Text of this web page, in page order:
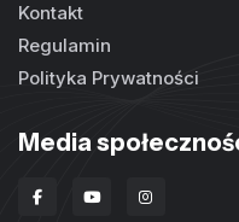
Kontakt
Regulamin
Polityka Prywatności
Media